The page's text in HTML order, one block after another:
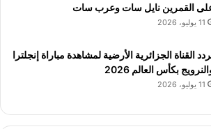
القمرين نايل سات وعرب سات
11 يوليو، 2026
القناة الجزائرية الأرضية لمشاهدة مباراة إنجلترا
بكأس العالم 2026
11 يوليو، 2026